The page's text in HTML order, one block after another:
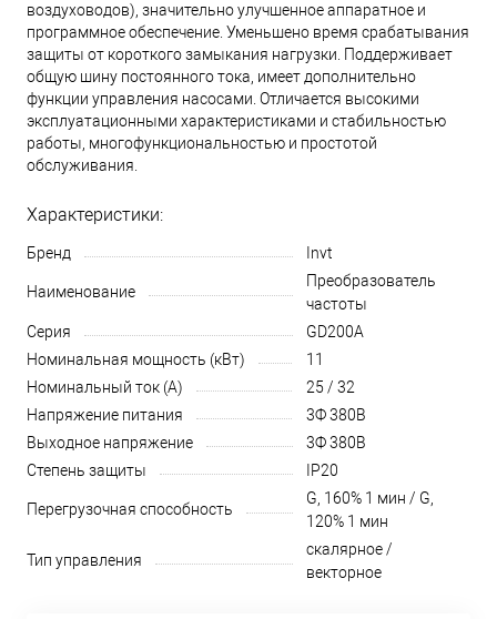
воздуховодов), значительно улучшенное аппаратное и
программное обеспечение. Уменьшено время срабатывания
защиты от короткого замыкания нагрузки. Поддерживает
общую шину постоянного тока, имеет дополнительно
функции управления насосами. Отличается высокими
эксплуатационными характеристиками и стабильностью
работы, многофункциональностью и простотой
обслуживания.
Характеристики:
Бренд Invt
Наименование
Преобразователь
частоты
Серия
GD200A
Номинальная мощность (кВт)
11
Номинальный ток (А)
25 / 32
Напряжение питания
3Ф 380В
Выходное напряжение
3Ф 380В
Степень защиты
IP20
Перегрузочная способность
G, 160% 1 мин / G,
120% 1 мин
Тип управления
скалярное /
векторное